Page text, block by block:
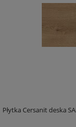
Płytka Cersanit deska